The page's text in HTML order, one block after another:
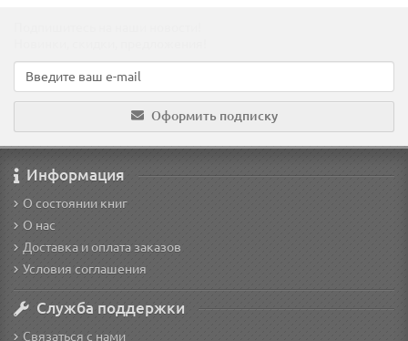
Оформить подписку
Информация
О состоянии книг
О нас
Доставка и оплата заказов
Условия соглашения
Служба поддержки
Связаться с нами